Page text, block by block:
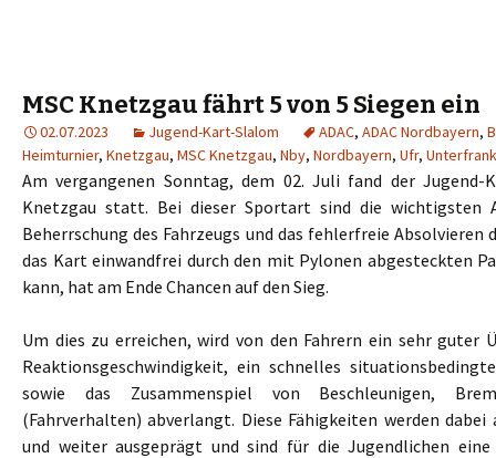
MSC Knetzgau fährt 5 von 5 Siegen ein
02.07.2023 Jugend-Kart-Slalom ADAC, ADAC Nordbayern,
Heimturnier, Knetzgau, MSC Knetzgau, Nby, Nordbayern, Ufr,
Am vergangenen Sonntag, dem 02. Juli fand der Jugend-
Knetzgau statt. Bei dieser Sportart sind die wichtigsten
Beherrschung des Fahrzeugs und das fehlerfreie Absolvieren
das Kart einwandfrei durch den mit Pylonen abgesteckten
kann, hat am Ende Chancen auf den Sieg.
Um dies zu erreichen, wird von den Fahrern ein sehr guter
Reaktionsgeschwindigkeit, ein schnelles
sowie das Zusammenspiel von Beschleunigen,
(Fahrverhalten) abverlangt. Diese Fähigkeiten werden
und weiter ausgeprägt und sind für die Jugendlichen eine